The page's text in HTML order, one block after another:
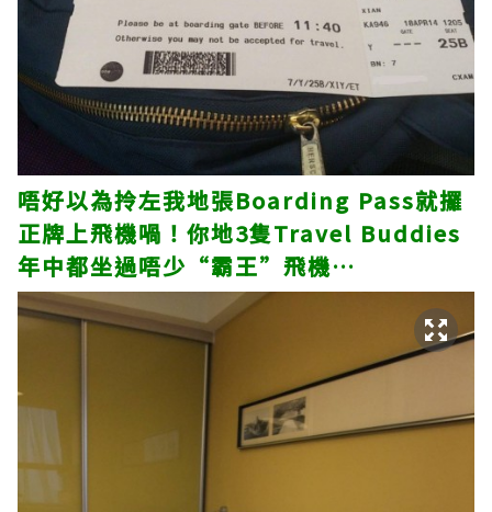
唔好以為拎左我地張Boarding Pass就攞
正牌上飛機喎！你地3隻Travel Buddies
年中都坐過唔少“霸王”飛機…